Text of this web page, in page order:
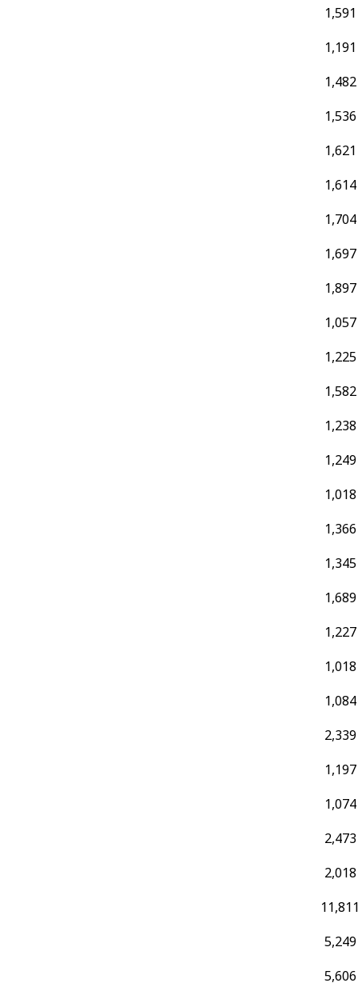
1,591
1,191
1,482
1,536
1,621
1,614
1,704
1,697
1,897
1,057
1,225
1,582
1,238
1,249
1,018
1,366
1,345
1,689
1,227
1,018
1,084
2,339
1,197
1,074
2,473
2,018
11,811
5,249
5,606